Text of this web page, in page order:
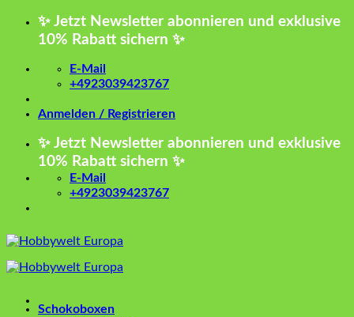
Zum
✨ Jetzt Newsletter abonnieren und exklusive
10% Rabatt sichern ✨
E-Mail
+4923039423767
Anmelden / Registrieren
✨ Jetzt Newsletter abonnieren und exklusive
10% Rabatt sichern ✨
E-Mail
+4923039423767
Schokoboxen